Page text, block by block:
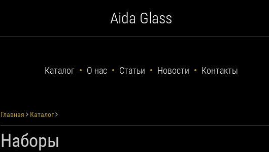
Aida Glass
Каталог О нас Статьи Новости Контакты
Главная Каталог
Наборы